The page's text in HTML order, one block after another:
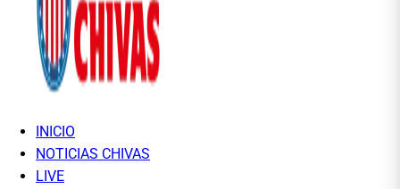
INICIO
NOTICIAS CHIVAS
LIVE